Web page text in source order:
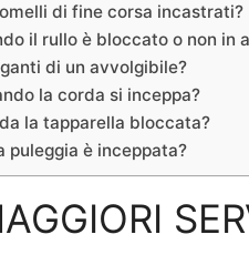
di fine corsa incastrati?
il rullo è bloccato o non in
di un avvolgibile?
la corda si inceppa?
la tapparella bloccata?
puleggia è inceppata?